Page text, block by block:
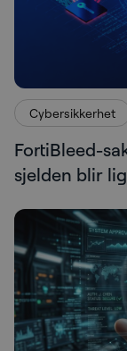
Cybersikkerhet
FortiBleed-
sjelden blir